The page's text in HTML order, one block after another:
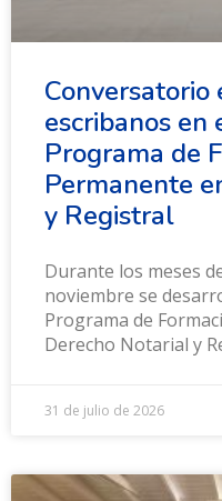
Conversatorio
escribanos en
Programa de
Permanente
y Registral
Durante los meses
noviembre se
Programa de
Derecho Notarial y
31 de julio de 2026